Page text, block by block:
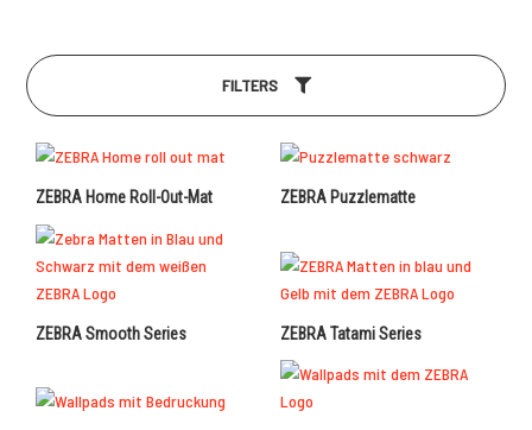
FILTERS
ZEBRA Home Roll-Out-Mat ZEBRA Puzzlematte
ZEBRA Smooth Series ZEBRA Tatami Series